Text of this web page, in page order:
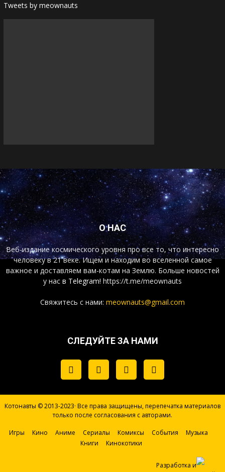
Tweets by meownauts
О НАС
Веб-издание космического уровня про все то, что интересно
человеку в 21 веке. Ищем и находим во вселенной самое
важное и доставляем вам-котам на Землю. Больше новостей
у нас в Telegram! https://t.me/meownauts
Свяжитесь с нами: meownauts@gmail.com
СЛЕДУЙТЕ ЗА НАМИ
Котонавты © 2013-2023· Все права защищены, перепечатка материалов
только после согласования с авторами.
Игры Кино Аниме Сериалы Комиксы События
Музыка
Книги
Кинокотики
Разработка и